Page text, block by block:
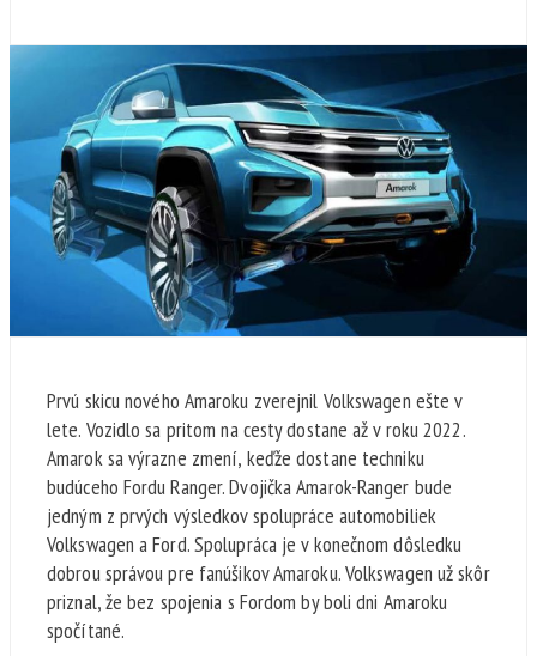
Prvú skicu nového Amaroku zverejnil Volkswagen ešte v
lete. Vozidlo sa pritom na cesty dostane až v roku 2022.
Amarok sa výrazne zmení, keďže dostane techniku
budúceho Fordu Ranger. Dvojička Amarok-Ranger bude
jedným z prvých výsledkov spolupráce automobiliek
Volkswagen a Ford. Spolupráca je v konečnom dôsledku
dobrou správou pre fanúšikov Amaroku. Volkswagen už skôr
priznal, že bez spojenia s Fordom by boli dni Amaroku
spočítané.